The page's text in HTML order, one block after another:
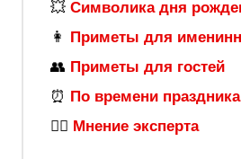
💥 Символика дня
👩
Приметы для
👥 Приметы для гостей
⏰ По времени праздника
🧙‍♀️ Мнение эксперта